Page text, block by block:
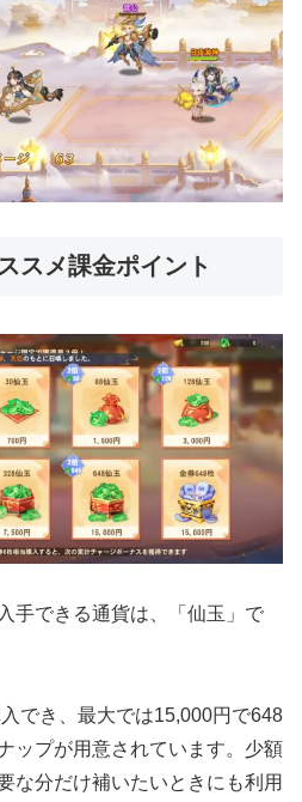
スメ課金ポイント
手できる通貨は、「仙玉」で
でき、最大では15,000円で648
ップが用意されています。少額
な分だけ補いたいときにも利用